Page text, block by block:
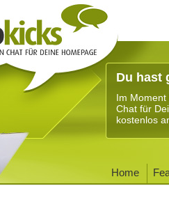
Du hast
Im Moment
Chat für
kostenlos
Home